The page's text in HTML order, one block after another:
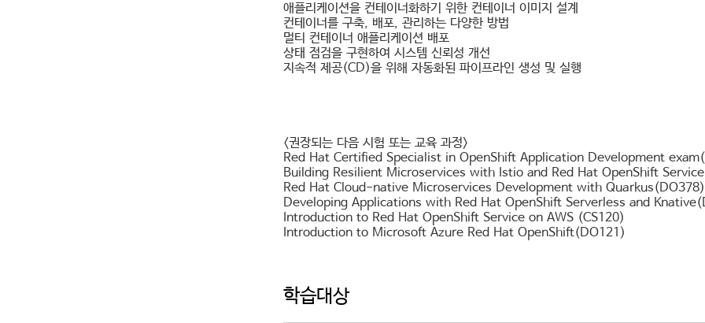
애플리케이션을 컨테이너화하기 위한 컨테이너 이미지 설계
컨테이너를 구축, 배포, 관리하는 다양한 방법
멀티 컨테이너 애플리케이션 배포
상태 점검을 구현하여 시스템 신뢰성 개선
지속적 제공(CD)을 위해 자동화된 파이프라인 생성 및 실행
<권장되는 다음 시험 또는 교육 과정>
Red Hat Certified Specialist in OpenShift Application Development
Building Resilient Microservices with Istio and Red Hat OpenShift
Red Hat Cloud-native Microservices Development with Quarkus(DO378)
Developing Applications with Red Hat OpenShift Serverless and
Introduction to Red Hat OpenShift Service on AWS (CS120)
Introduction to Microsoft Azure Red Hat OpenShift(DO121)
학습대상